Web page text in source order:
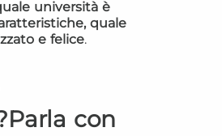
università è
quale
e felice.
con